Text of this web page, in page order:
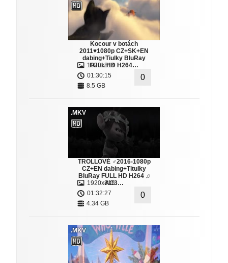
Kocour v botách
2011♥1080p CZ+SK+EN
dabing+Tiulky BluRay
FULL HD H264…
1920x814
01:30:15
8.5 GB
0
.MKV
TROLLOVÉ ♂2016-1080p
CZ+EN dabing+Titulky
BluRay FULL HD H264 ♫
AC3…
1920x816
01:32:27
4.34 GB
0
.MKV